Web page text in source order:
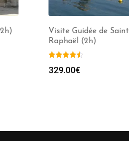
Visite Guidée de Saint
Raphaël (2h)
329.00€